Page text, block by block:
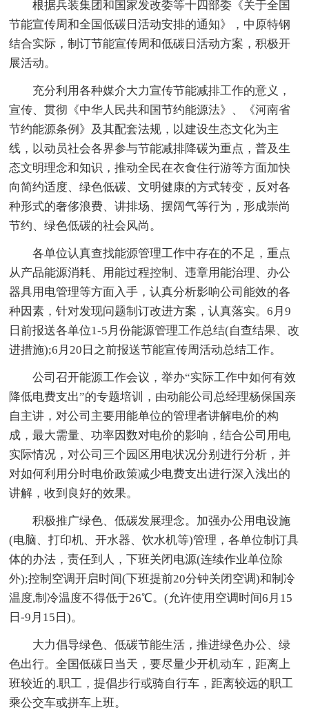
根据兵装集团和国家发改委等十四部委《关于全国
节能宣传周和全国低碳日活动安排的通知》，中原特钢
结合实际，制订节能宣传周和低碳日活动方案，积极开
展活动。
充分利用各种媒介大力宣传节能减排工作的意义，
宣传、贯彻《中华人民共和国节约能源法》、《河南省
节约能源条例》及其配套法规，以建设生态文化为主
线，以动员社会各界参与节能减排降碳为重点，普及生
态文明理念和知识，推动全民在衣食住行游等方面加快
向简约适度、绿色低碳、文明健康的方式转变，反对各
种形式的奢侈浪费、讲排场、摆阔气等行为，形成崇尚
节约、绿色低碳的社会风尚。
各单位认真查找能源管理工作中存在的不足，重点
从产品能源消耗、用能过程控制、违章用能治理、办公
器具用电管理等方面入手，认真分析影响公司能效的各
种因素，针对发现问题制订改进方案，认真落实。6月9
日前报送各单位1-5月份能源管理工作总结(自查结果、改
进措施);6月20日之前报送节能宣传周活动总结工作。
公司召开能源工作会议，举办“实际工作中如何有效
降低电费支出”的专题培训，由动能公司总经理杨保国亲
自主讲，对公司主要用能单位的管理者讲解电价的构
成，最大需量、功率因数对电价的影响，结合公司用电
实际情况，对公司三个园区用电状况分别进行分析，并
对如何利用分时电价政策减少电费支出进行深入浅出的
讲解，收到良好的效果。
积极推广绿色、低碳发展理念。加强办公用电设施
(电脑、打印机、开水器、饮水机等)管理，各单位制订具
体的办法，责任到人，下班关闭电源(连续作业单位除
外);控制空调开启时间(下班提前20分钟关闭空调)和制冷
温度,制冷温度不得低于26℃。(允许使用空调时间6月15
日-9月15日)。
大力倡导绿色、低碳节能生活，推进绿色办公、绿
色出行。全国低碳日当天，要尽量少开机动车，距离上
班较近的.职工，提倡步行或骑自行车，距离较远的职工
乘公交车或拼车上班。